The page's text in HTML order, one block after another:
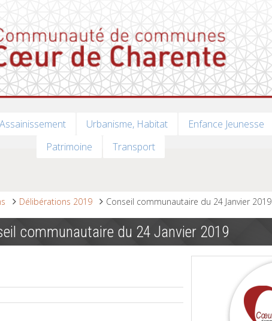
Assainissement Urbanisme, Habitat Enfance Jeunesse
Patrimoine
Transport
Délibérations 2019 Conseil communautaire du 24 Janvier 2019
communautaire du 24 Janvier 2019